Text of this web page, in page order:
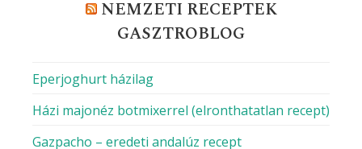
NEMZETI RECEPTEK
GASZTROBLOG
Eperjoghurt házilag
Házi majonéz botmixerrel (elronthatatlan recept)
Gazpacho – eredeti andalúz recept